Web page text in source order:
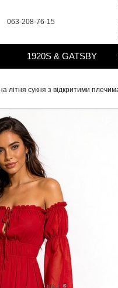
063-208-76-15
літня сукня з відкритими
1920S & GATSBY